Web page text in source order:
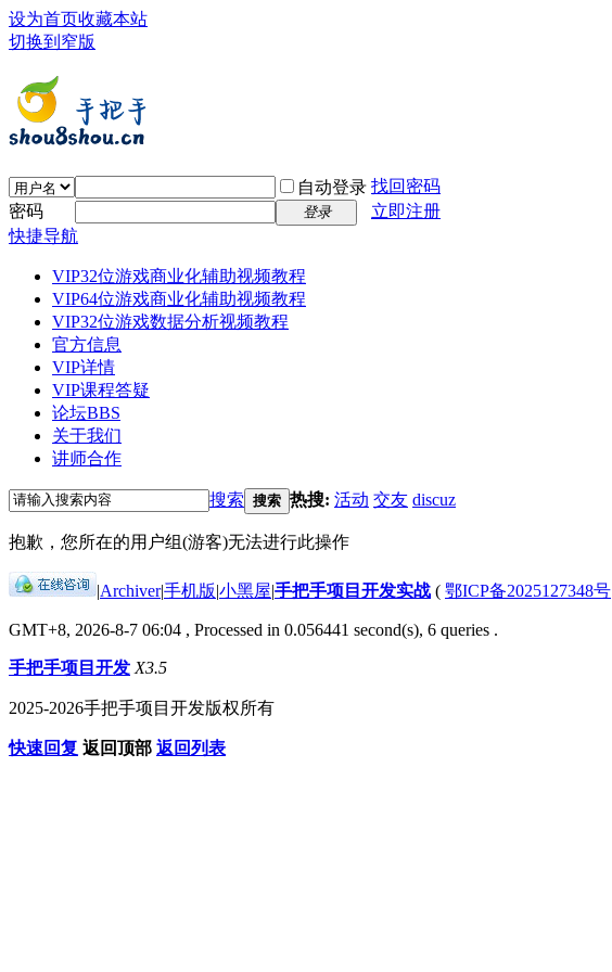
设为首页收藏本站
切换到窄版
自动登录 找回密码
密码
登录
立即注册
快捷导航
VIP32位游戏商业化辅助视频教程
VIP64位游戏商业化辅助视频教程
VIP32位游戏数据分析视频教程
官方信息
VIP详情
VIP课程答疑
论坛BBS
关于我们
讲师合作
搜索 搜索 热搜: 活动 交友 discuz
抱歉，您所在的用户组(游客)无法进行此操作
|Archiver|手机版|小黑屋|手把手项目开发实战 ( 鄂ICP备2025127348号
GMT+8, 2026-8-7 06:04 , Processed in 0.056441 second(s), 6 queries .
手把手项目开发 X3.5
2025-2026手把手项目开发版权所有
快速回复 返回顶部 返回列表